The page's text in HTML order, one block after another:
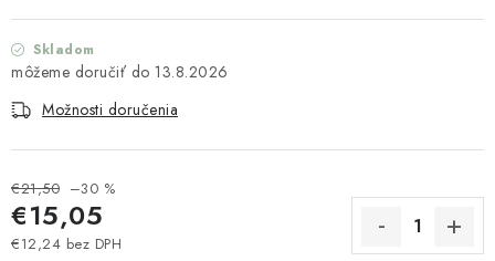
Ako nakupovať Doprava a platba
Obchodné podmienky
Podmienky ochrany osobných údajov
Návod na údržbu nábytku
Pravidlá zliav a akcií
Moja objednávka
Skladom
13.8.2026
Možnosti doručenia
€21,50 –30 %
€15,05
€12,24 bez DPH